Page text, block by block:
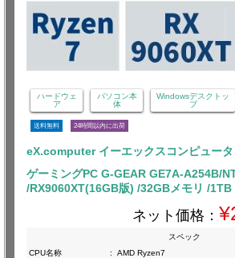
ハードウェ
ア
パソコン本
体
Windowsデスクトッ
プ
送料無料 24時間以内に出荷
eX.computer イーエックスコンピュータ
ゲーミングPC G-GEAR GE7A-A254B/
/RX9060XT(16GB版) /32GBメモリ /1TB
ネット価格：
スペック
CPU名称
:
AMD Ryzen7